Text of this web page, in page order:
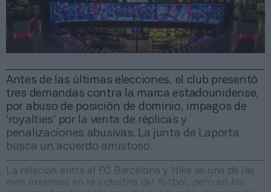
Antes de las últimas elecciones, el club presentó
tres demandas contra la marca estadounidense,
por abuso de posición de dominio, impagos de
‘royalties’ por la venta de réplicas y
penalizaciones abusivas. La junta de Laporta
busca un acuerdo amistoso.
La relación entre el FC Barcelona y Nike es una de las
más extensas en la industria del fútbol, pero en los